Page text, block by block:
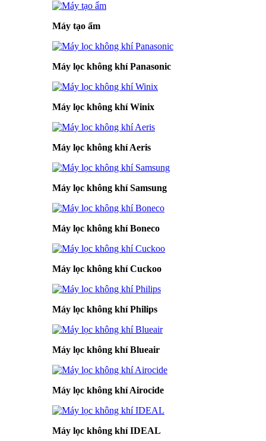
Máy tạo ẩm
Máy lọc không khí Panasonic
Máy lọc không khí Winix
Máy lọc không khí Aeris
Máy lọc không khí Samsung
Máy lọc không khí Boneco
Máy lọc không khí Cuckoo
Máy lọc không khí Philips
Máy lọc không khí Blueair
Máy lọc không khí Airocide
Máy lọc không khí IDEAL